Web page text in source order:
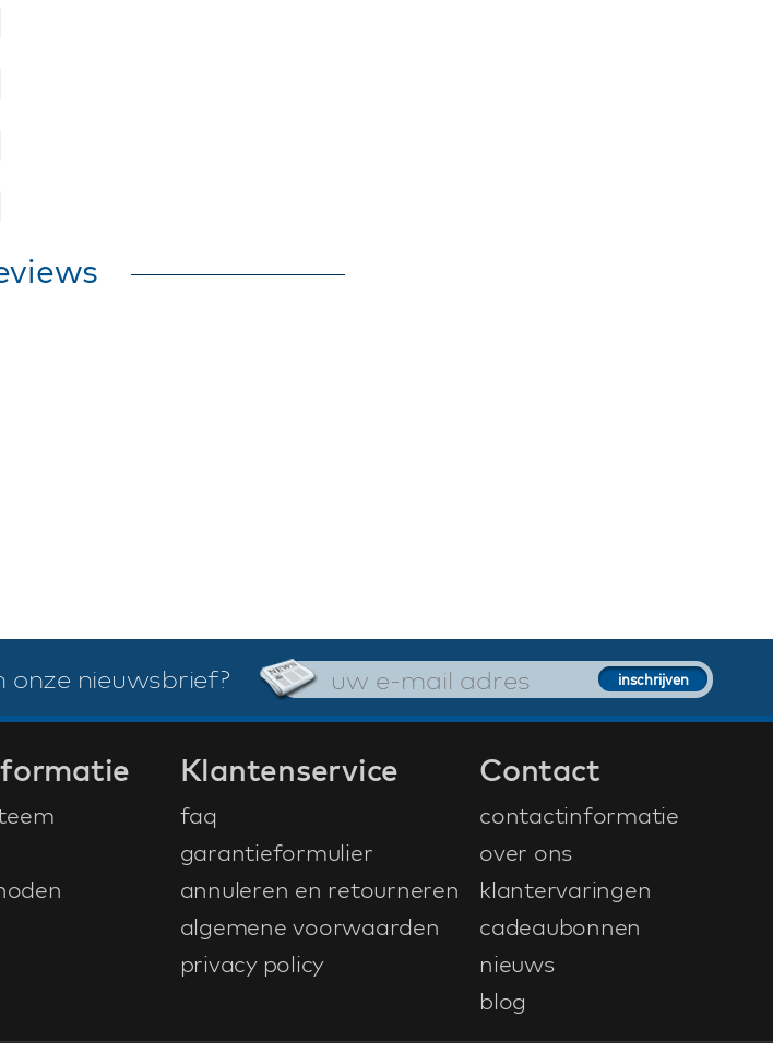
onze nieuwsbrief?
Klantenservice
faq
garantieformulier
annuleren en retourneren
algemene voorwaarden
privacy policy
Contact
contactinformatie
over ons
klantervaringen
cadeaubonnen
nieuws
blog